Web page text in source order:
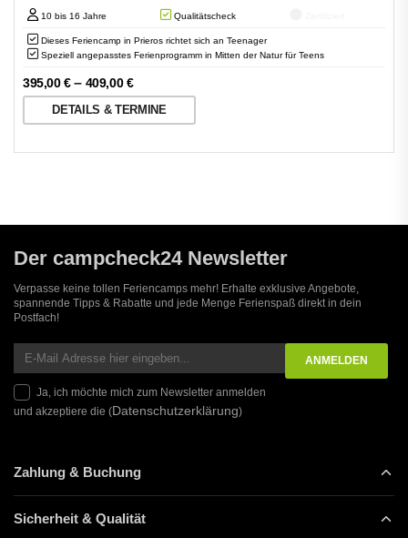
10 bis 16 Jahre Qualitätscheck
Dieses Feriencamp in Prieros richtet sich an Teenager
Speziell angepasstes Ferienprogramm in Mitten der Natur für Teens
395,00€– 409,00€
DETAILS & TERMINE
Der campcheck24 Newsletter
Verpasse keine tollen Feriencamps mehr! Erhalte exklusive Angebote,
spannende Tipps & Rabatte und jede Menge Ferienspaß direkt in dein
Postfach!
Ja, ich möchte mich zum Newsletter anmelden
und akzeptiere die (Datenschutzerklärung)
Zahlung & Buchung
Sicherheit & Qualität